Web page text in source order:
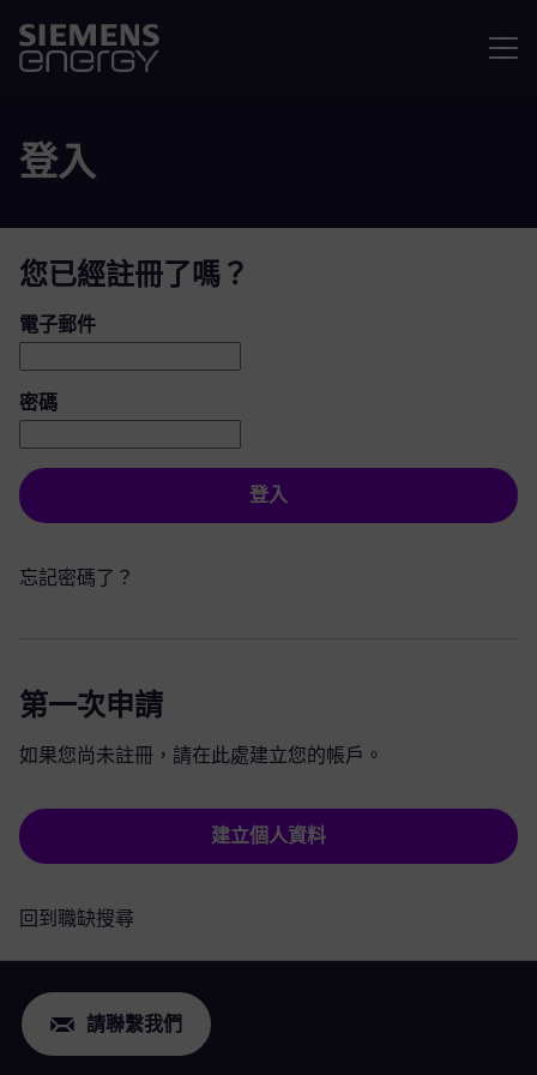
登入
您已經註冊了嗎？
登入：使用者和密碼
電子郵件
密碼
登入
忘記密碼了？
第一次申請
如果您尚未註冊，請在此處建立您的帳戶。
建立個人資料
回到職缺搜尋
請聯繫我們